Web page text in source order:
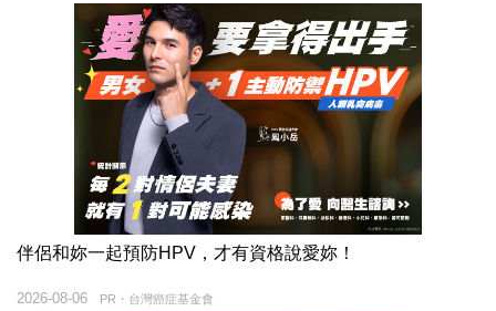
伴侶和妳一起預防HPV，才有資格說愛妳！
PR・台灣癌症基金會
2026-08-06